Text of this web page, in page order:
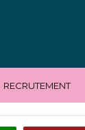
RECRUTEMENT